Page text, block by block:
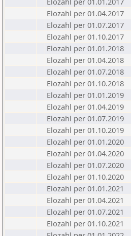
Elozahl per 01.04.2017
Elozahl per 01.07.2017
Elozahl per 01.10.2017
Elozahl per 01.01.2018
Elozahl per 01.04.2018
Elozahl per 01.07.2018
Elozahl per 01.10.2018
Elozahl per 01.01.2019
Elozahl per 01.04.2019
Elozahl per 01.07.2019
Elozahl per 01.10.2019
Elozahl per 01.01.2020
Elozahl per 01.04.2020
Elozahl per 01.07.2020
Elozahl per 01.10.2020
Elozahl per 01.01.2021
Elozahl per 01.04.2021
Elozahl per 01.07.2021
Elozahl per 01.10.2021